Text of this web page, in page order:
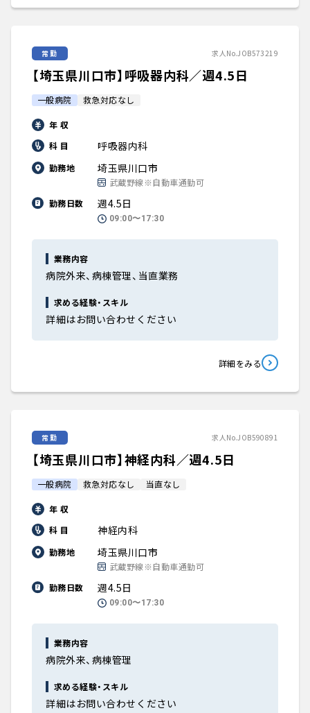
常勤 求人No.JOB573219
【埼玉県川口市】呼吸器内科／週4.5日
一般病院 救急対応なし
年 収
科 目
呼吸器内科
勤務地 埼玉県川口市
武蔵野線※自動車通勤可
勤務日数
週4.5日
09:00〜17:30
業務内容
病院外来、病棟管理、当直業務
求める経験・スキル
詳細はお問い合わせください
詳細をみる
常勤 求人No.JOB590891
【埼玉県川口市】神経内科／週4.5日
一般病院 救急対応なし 当直なし
年 収
科 目
神経内科
勤務地 埼玉県川口市
武蔵野線※自動車通勤可
勤務日数
週4.5日
09:00〜17:30
業務内容
病院外来、病棟管理
求める経験・スキル
詳細はお問い合わせください